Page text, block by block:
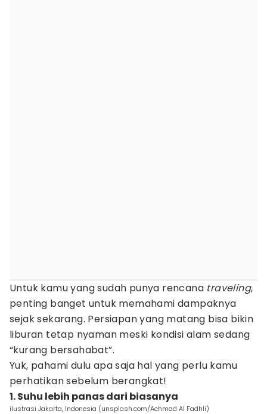
Untuk kamu yang sudah punya rencana traveling,
penting banget untuk memahami dampaknya
sejak sekarang. Persiapan yang matang bisa bikin
liburan tetap nyaman meski kondisi alam sedang
“kurang bersahabat”.
Yuk, pahami dulu apa saja hal yang perlu kamu
perhatikan sebelum berangkat!
1. Suhu lebih panas dari biasanya
ilustrasi Jakarta, Indonesia (unsplash.com/Achmad Al Fadhli)